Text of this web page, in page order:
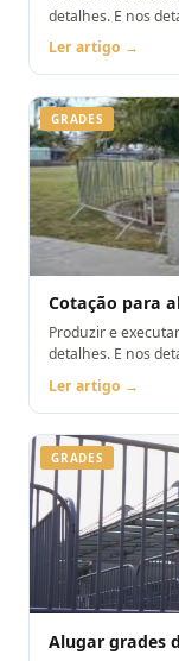
detalhes. E nos detalhes da
de grades para
Ler artigo →
GRADES
Cotação para
Produzir e
detalhes. E nos detalhes da
para aluguel de
Ler artigo →
GRADES
Alugar grades